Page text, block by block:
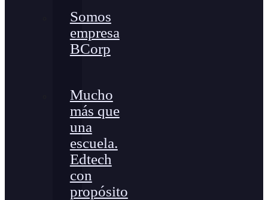
Somos
empresa
BCorp
Mucho
más que
una
escuela.
Edtech
con
propósito